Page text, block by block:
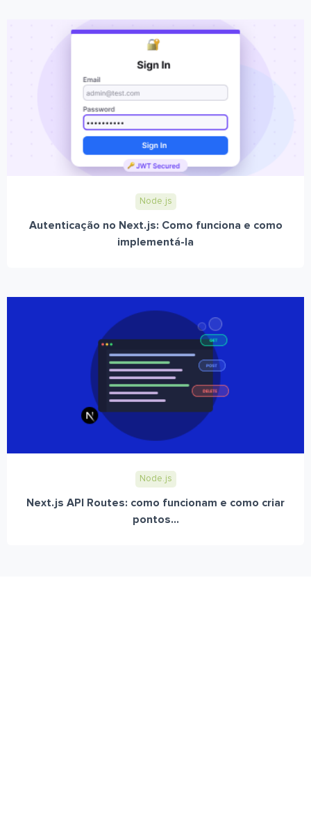
Node.js
Autenticação no Next.js: Como funciona e como
implementá-la
Node.js
Next.js API Routes: como funcionam e como criar
pontos...